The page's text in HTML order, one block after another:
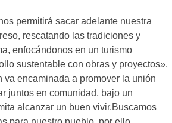
permitirá sacar adelante nuestra
rescatando las tradiciones y
enfocándonos en un turismo
sustentable con obras y proyectos».
va encaminada a promover la unión
juntos en comunidad, bajo un
alcanzar un buen vivir.Buscamos